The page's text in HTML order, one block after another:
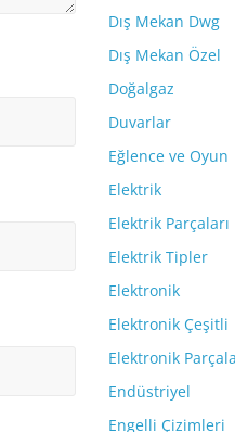
Dış Mekan Dwg
Dış Mekan Özel
Doğalgaz
Duvarlar
Eğlence ve Oyun
Elektrik
Elektrik Parçaları
Elektrik Tipler
Elektronik
Elektronik Çeşitli
Elektronik
Endüstriyel
Engelli Çizimleri